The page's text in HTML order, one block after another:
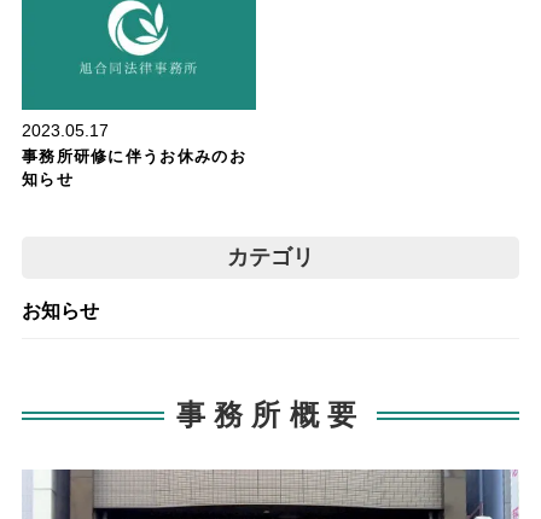
2023.05.17
事務所研修に伴うお休みのお
知らせ
カテゴリ
お知らせ
事務所概要